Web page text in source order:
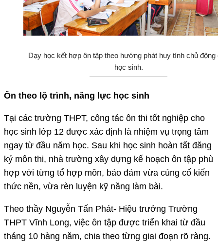
Dạy học kết hợp ôn tập theo hướng phát huy tính chủ động
học sinh.
Ôn theo lộ trình, năng lực học sinh
Tại các trường THPT, công tác ôn thi tốt nghiệp cho
học sinh lớp 12 được xác định là nhiệm vụ trọng tâm
ngay từ đầu năm học. Sau khi học sinh hoàn tất đăng
ký môn thi, nhà trường xây dựng kế hoạch ôn tập phù
hợp với từng tổ hợp môn, bảo đảm vừa củng cố kiến
thức nền, vừa rèn luyện kỹ năng làm bài.
Theo thầy Nguyễn Tấn Phát- Hiệu trưởng Trường
THPT Vĩnh Long, việc ôn tập được triển khai từ đầu
tháng 10 hàng năm, chia theo từng giai đoạn rõ ràng.